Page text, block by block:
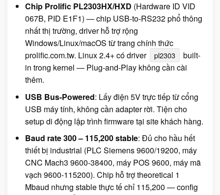
Chip Prolific PL2303HX/HXD (Hardware ID VID
067B, PID E1F1) — chip USB-to-RS232 phổ thông
nhất thị trường, driver hỗ trợ rộng
Windows/Linux/macOS từ trang chính thức
prolific.com.tw. Linux 2.4+ có driver
pl2303
built-
in trong kernel — Plug-and-Play không cần cài
thêm.
USB Bus-Powered: Lấy điện 5V trực tiếp từ cổng
USB máy tính, không cần adapter rời. Tiện cho
setup di động lập trình firmware tại site khách hàng.
Baud rate 300 – 115,200 stable: Đủ cho hầu hết
thiết bị industrial (PLC Siemens 9600/19200, máy
CNC Mach3 9600-38400, máy POS 9600, máy mã
vạch 9600-115200). Chip hỗ trợ theoretical 1
Mbaud nhưng stable thực tế chỉ 115,200 — config